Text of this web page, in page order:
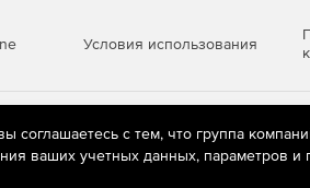
Условия использования
технологии(информационные
сети «Интернет»,
соглашаетесь с тем, что группа
ваших учетных данных, параметров и